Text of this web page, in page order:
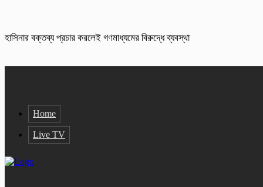
হাসিনার বক্তব্য প্রচার করলেই গণমাধ্যমের বিরুদ্ধে ব্যবস্থা
Home
Live TV